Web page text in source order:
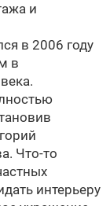
и
в 2006 году
в
Что-то
интерьеру